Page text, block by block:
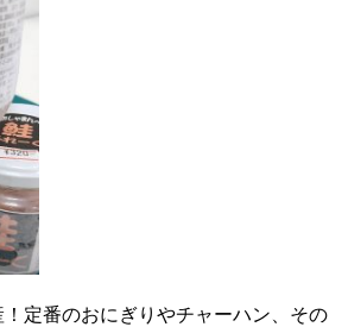
定番のおにぎりやチャーハン、その